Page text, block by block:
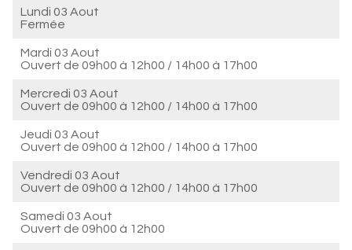
Lundi 03 Aout
Fermée
Mardi 03 Aout
Ouvert de 09h00 à 12h00 / 14h00 à 17h00
Mercredi 03 Aout
Ouvert de 09h00 à 12h00 / 14h00 à 17h00
Jeudi 03 Aout
Ouvert de 09h00 à 12h00 / 14h00 à 17h00
Vendredi 03 Aout
Ouvert de 09h00 à 12h00 / 14h00 à 17h00
Samedi 03 Aout
Ouvert de 09h00 à 12h00